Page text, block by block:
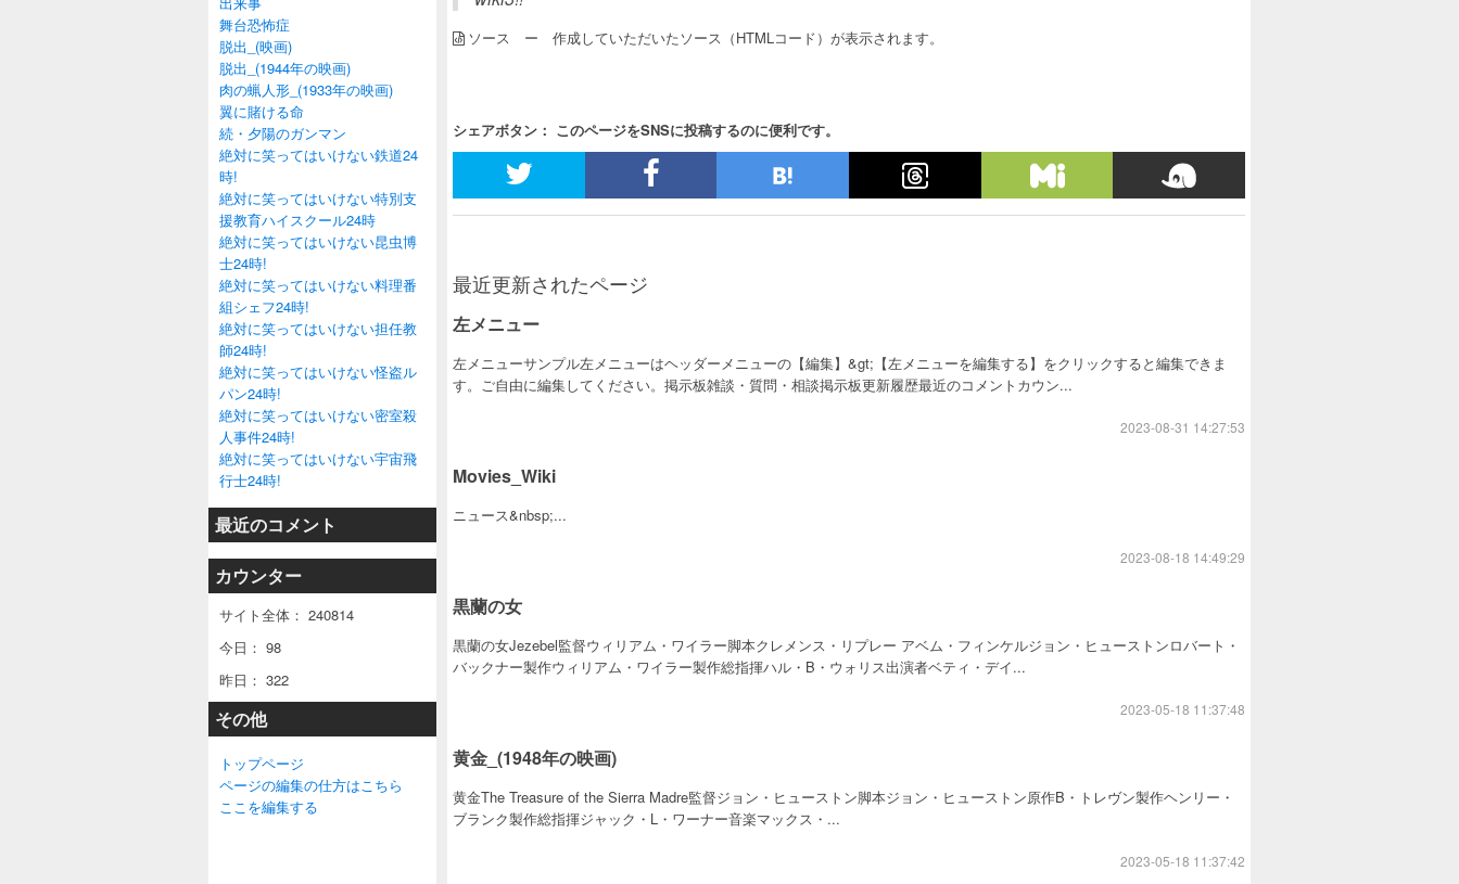
舞台恐怖症
脱出_(映画)
脱出_(1944年の映画)
肉の蝋人形_(1933年の映画)
翼に賭ける命
続・夕陽のガンマン
絶対に笑ってはいけない鉄道24
時!
絶対に笑ってはいけない特別支
援教育ハイスクール24時
絶対に笑ってはいけない昆虫博
士24時!
絶対に笑ってはいけない料理番
組シェフ24時!
絶対に笑ってはいけない担任教
師24時!
絶対に笑ってはいけない怪盗ル
パン24時!
絶対に笑ってはいけない密室殺
人事件24時!
絶対に笑ってはいけない宇宙飛
行士24時!
最近のコメント
カウンター
サイト全体： 240814
今日： 98
昨日： 322
その他
トップページ
ページの編集の仕方はこちら
ここを編集する
ソース ー 作成していただいたソース（HTMLコード）が表示されます。
シェアボタン： このページをSNSに投稿するのに便利です。
最近更新されたページ
左メニュー
左メニューサンプル左メニューはヘッダーメニューの【編集】&gt;【左メニューを編集する】をクリックすると編集できま
す。ご自由に編集してください。掲示板雑談・質問・相談掲示板更新履歴最近のコメントカウン...
2023-08-31 14:27:53
Movies_Wiki
ニュース&nbsp;...
2023-08-18 14:49:29
黒蘭の女
黒蘭の女Jezebel監督ウィリアム・ワイラー脚本クレメンス・リプレー アベム・フィンケルジョン・ヒューストンロバート・
バックナー製作ウィリアム・ワイラー製作総指揮ハル・B・ウォリス出演者ベティ・デイ...
2023-05-18 11:37:48
黄金_(1948年の映画)
黄金The Treasure of the Sierra Madre監督ジョン・ヒューストン脚本ジョン・ヒューストン原作B・トレヴン製作ヘンリー・
ブランク製作総指揮ジャック・L・ワーナー音楽マックス・...
2023-05-18 11:37:42